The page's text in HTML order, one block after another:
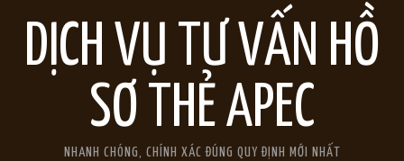
DỊCH VỤ TƯ VẤN HỒ
SƠ THẺ APEC
NHANH CHÓNG, CHÍNH XÁC ĐÚNG QUY ĐỊNH MỚI NHẤT